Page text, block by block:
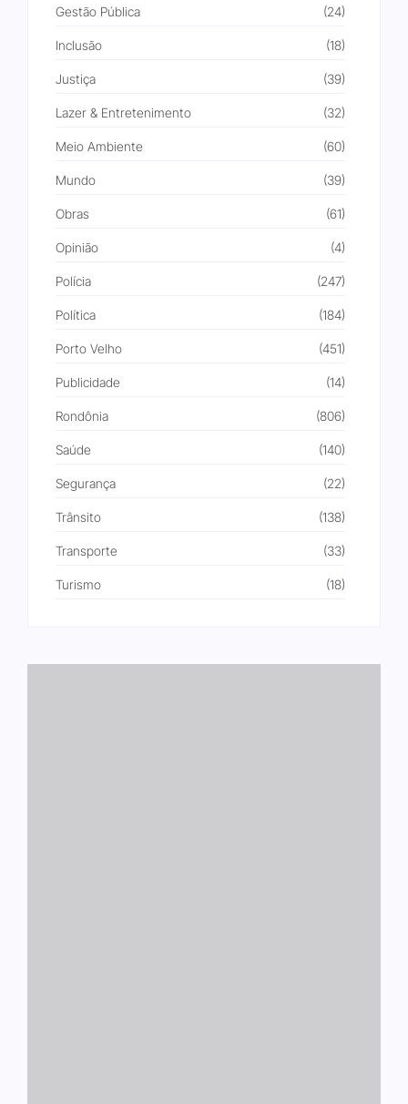
Gestão Pública (24)
Inclusão (18)
Justiça (39)
Lazer & Entretenimento (32)
Meio Ambiente (60)
Mundo (39)
Obras (61)
Opinião (4)
Polícia (247)
Política (184)
Porto Velho (451)
Publicidade (14)
Rondônia (806)
Saúde (140)
Segurança (22)
Trânsito (138)
Transporte (33)
Turismo (18)